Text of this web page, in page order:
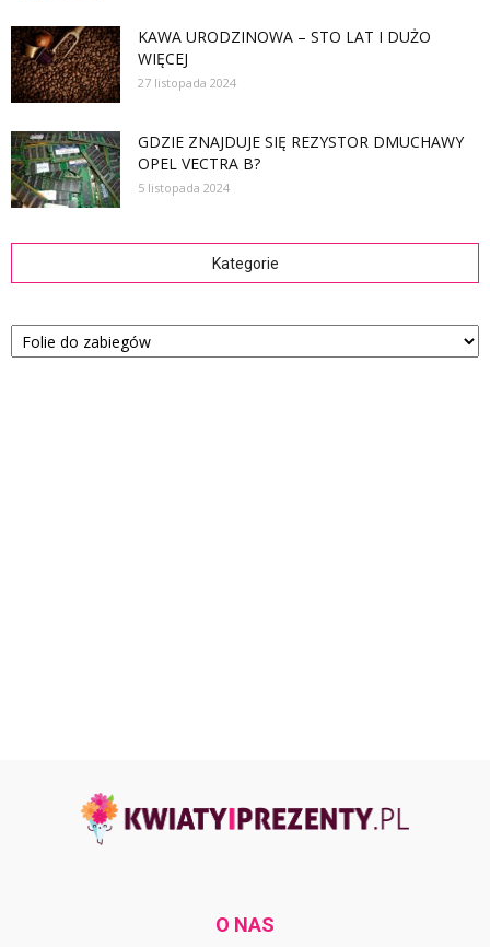
KAWA URODZINOWA – STO LAT I DUŻO
WIĘCEJ
27 listopada 2024
GDZIE ZNAJDUJE SIĘ REZYSTOR DMUCHAWY
OPEL VECTRA B?
5 listopada 2024
Kategorie
Kategorie
O NAS